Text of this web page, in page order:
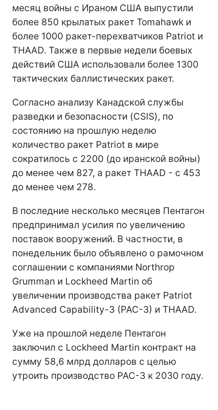
месяц войны с Ираном США выпустили
более 850 крылатых ракет Tomahawk и
более 1000 ракет-перехватчиков Patriot и
THAAD. Также в первые недели боевых
действий США использовали более 1300
тактических баллистических ракет.
Согласно анализу Канадской службы
разведки и безопасности (CSIS), по
состоянию на прошлую неделю
количество ракет Patriot в мире
сократилось с 2200 (до иранской войны)
до менее чем 827, а ракет THAAD - с 453
до менее чем 278.
В последние несколько месяцев Пентагон
предпринимал усилия по увеличению
поставок вооружений. В частности, в
понедельник было объявлено о рамочном
соглашении с компаниями Northrop
Grumman и Lockheed Martin об
увеличении производства ракет Patriot
Advanced Capability-3 (PAC-3) и THAAD.
Уже на прошлой неделе Пентагон
заключил с Lockheed Martin контракт на
сумму 58,6 млрд долларов с целью
утроить производство PAC-3 к 2030 году.